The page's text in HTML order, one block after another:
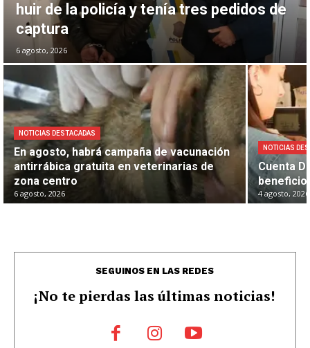
huir de la policía y tenía tres pedidos de
captura
6 agosto, 2026
NOTICIAS DESTACADAS
En agosto, habrá campaña de vacunación
antirrábica gratuita en veterinarias de
zona centro
6 agosto, 2026
NOTICIAS
Cuenta
4 agosto, 2026
SEGUINOS EN LAS REDES
¡No te pierdas las últimas noticias!